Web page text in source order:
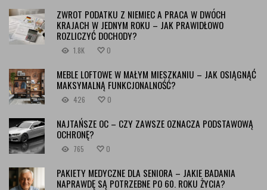
ZWROT PODATKU Z NIEMIEC A PRACA W DWÓCH
KRAJACH W JEDNYM ROKU – JAK PRAWIDŁOWO
ROZLICZYĆ DOCHODY?
1.8K 0
MEBLE LOFTOWE W MAŁYM MIESZKANIU – JAK OSIĄGNĄĆ
MAKSYMALNĄ FUNKCJONALNOŚĆ?
426 0
NAJTAŃSZE OC – CZY ZAWSZE OZNACZA PODSTAWOWĄ
OCHRONĘ?
765 0
PAKIETY MEDYCZNE DLA SENIORA – JAKIE BADANIA
NAPRAWDĘ SĄ POTRZEBNE PO 60. ROKU ŻYCIA?